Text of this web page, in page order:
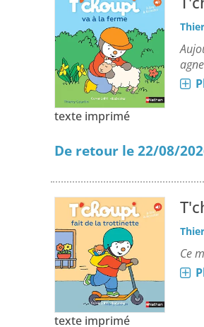
texte imprimé
De retour le 22/08/
texte imprimé
Ce